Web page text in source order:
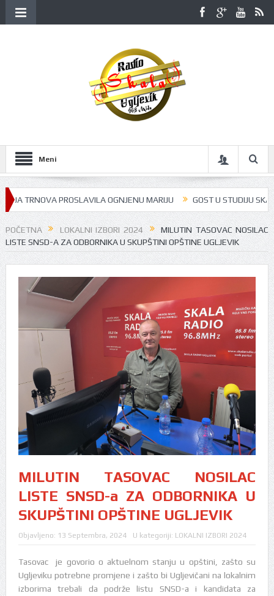
Meni
TRNOVA PROSLAVILA OGNJENU MARIJU GOST U STUDIJU SKALA
POČETNA LOKALNI IZBORI 2024
MILUTIN TASOVAC NOSILAC
LISTE SNSD-A ZA ODBORNIKA U SKUPŠTINI OPŠTINE UGLJEVIK
MILUTIN TASOVAC NOSILAC
LISTE SNSD-a ZA ODBORNIKA U
SKUPŠTINI OPŠTINE UGLJEVIK
Objavljeno: 13 Septembra, 2024 U kategoriji: LOKALNI IZBORI 2024
Tasovac je govorio o aktuelnom stanju u opštini, zašto su
Ugljeviku potrebne promjene i zašto bi Ugljevičani na lokalnim
izborima trebali da podrže listu SNSD-a i kandidata za